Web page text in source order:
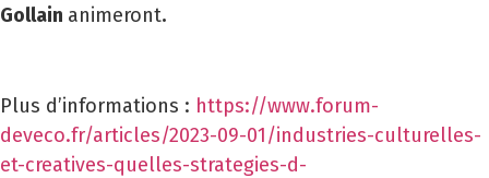
Gollain animeront.
Plus d’informations : https://www.forum-
deveco.fr/articles/2023-09-01/industries-culturelles-
et-creatives-quelles-strategies-d-